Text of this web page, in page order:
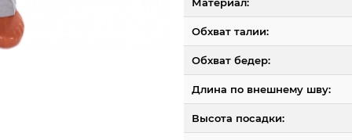
Обхват талии:
Обхват бедер:
Длина по внешнему шву:
Высота посадки: